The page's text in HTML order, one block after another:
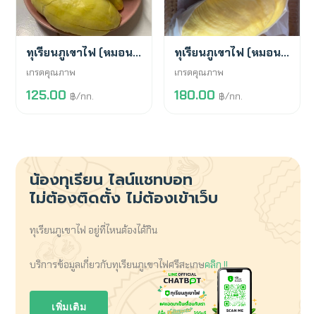
พร้อมขาย ทุเรียนภูเขาไฟ (หมอนทอง)
เกรดคุณภาพ
125.00 ฿/กก.
พร้อมขาย ทุเรียนภูเขาไฟ (หมอนทอง)
เกรดคุณภาพ
180.00 ฿/กก.
น้องทุเรียน ไลน์แชทบอท
ไม่ต้องติดตั้ง ไม่ต้องเข้าเว็บ
ทุเรียนภูเขาไฟ อยู่ที่ไหนต้องได้กิน
บริการข้อมูลเกี่ยวกับทุเรียนภูเขาไฟศรีสะเกษคลิก !!
เพิ่มเติม